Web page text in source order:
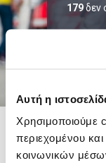
Αυτή η
Χρησιμοποιούμε
περιεχομένου
κοινωνικών
179δεν
Δες τώρα τα
ΑΦΙΞΗ Παρ 07